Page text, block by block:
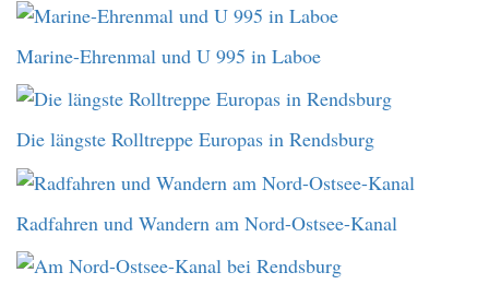
Marine-Ehrenmal und U 995 in Laboe
Die längste Rolltreppe Europas in Rendsburg
Radfahren und Wandern am Nord-Ostsee-Kanal